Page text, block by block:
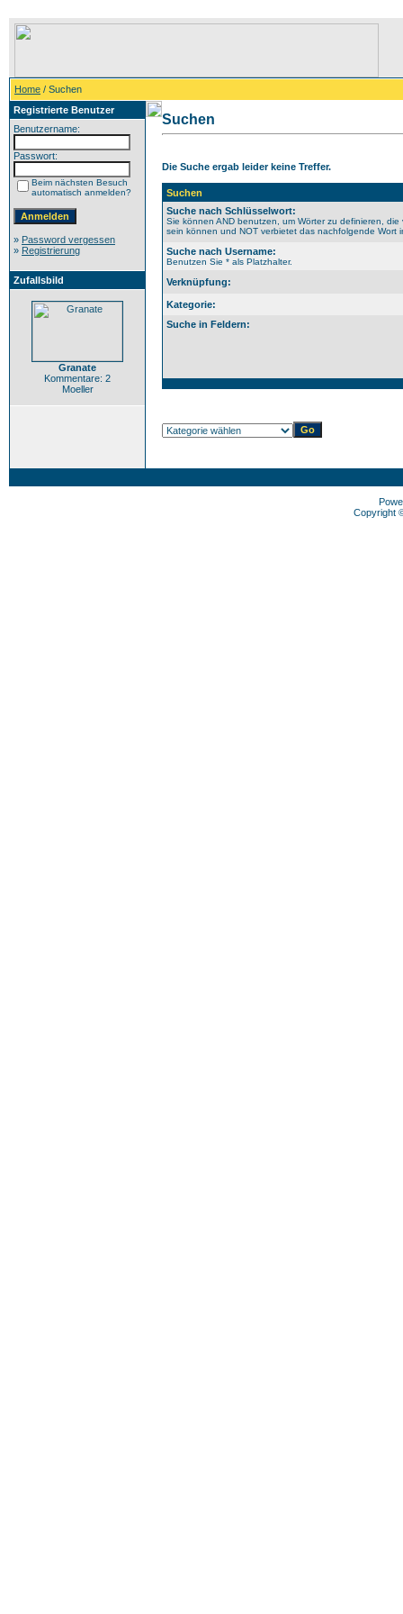
Home / Suchen
Registrierte Benutzer
Benutzername:
Passwort:
Beim nächsten Besuch
automatisch anmelden?
» Password vergessen
» Registrierung
Zufallsbild
Granate
Kommentare: 2
Moeller
Suchen
Die Suche ergab leider keine Treffer.
Suchen
Suche nach Schlüsselwort:
Sie können AND benutzen, um Wörter zu definieren,
sein können und NOT verbietet das nachfolgende Wort
Suche nach Username:
Benutzen Sie * als Platzhalter.
Verknüpfung:
Kategorie:
Suche in Feldern:
Copyright